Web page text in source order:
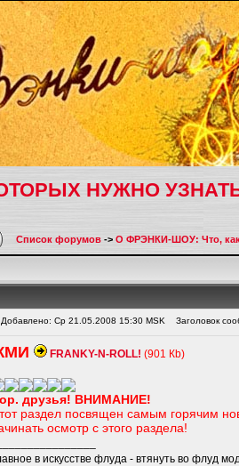
НУЖНО
Список форумов -> О ФРЭНКИ-ШОУ: Что,
Добавлено: Ср 21.05.2008 15:30 MSK Заголовок
FRANKY-N-ROLL! (901 Кb)
друзья! ВНИМАНИЕ!
раздел посвящен самым горячим
осмотр с этого раздела!
в искусстве флуда - втянуть во флуд